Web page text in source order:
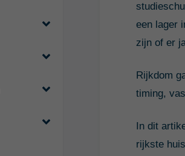
een lager
zijn of er
Rijkdom
timing,
In dit
rijkste